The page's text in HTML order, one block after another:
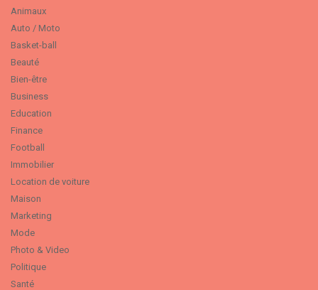
Animaux
Auto / Moto
Basket-ball
Beauté
Bien-être
Business
Education
Finance
Football
Immobilier
Location de voiture
Maison
Marketing
Mode
Photo & Video
Politique
Santé